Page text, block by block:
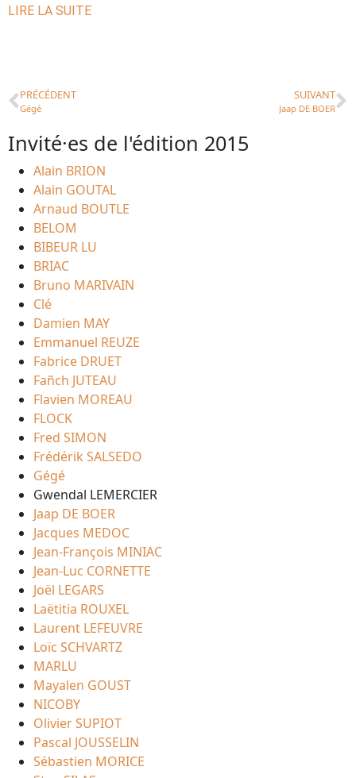
LIRE LA SUITE
PRÉCÉDENT
Gégé
SUIVANT
Jaap DE BOER
Invité·es de l'édition 2015
Alain BRION
Alain GOUTAL
Arnaud BOUTLE
BELOM
BIBEUR LU
BRIAC
Bruno MARIVAIN
Clé
Damien MAY
Emmanuel REUZE
Fabrice DRUET
Fañch JUTEAU
Flavien MOREAU
FLOCK
Fred SIMON
Frédérik SALSEDO
Gégé
Gwendal LEMERCIER
Jaap DE BOER
Jacques MEDOC
Jean-François MINIAC
Jean-Luc CORNETTE
Joël LEGARS
Laëtitia ROUXEL
Laurent LEFEUVRE
Loïc SCHVARTZ
MARLU
Mayalen GOUST
NICOBY
Olivier SUPIOT
Pascal JOUSSELIN
Sébastien MORICE